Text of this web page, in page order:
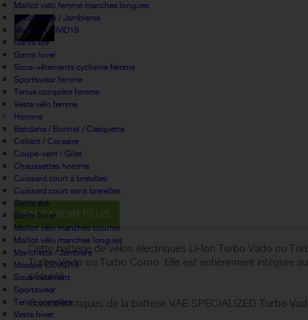
Maillot velo femme manches longues
Manchettes / Jambieres
Masque COVID19
Gants été
Gants hiver
Sous-vêtements cyclisme femme
Sportswear femme
Tenue complète femme
Veste vélo femme
Homme
Bandana / Bonnet / Casquette
Collant / Corsaire
Coupe-vent / Gilet
Chaussettes homme
Cuissard court à bretelles
Cuissard court sans bretelles
Gants été
Gants hiver
Maillot vélo manches courtes
Maillot vélo manches longues
Manchette / Jambiere
Masque COVID19
Sous-vetement
Sportswear
Tenue complète
Veste hiver
EN SAVOIR PLUS
Cette batterie de vélos électriques Li-Ion Turbo Vado ou
Turbo Vado ou Turbo Como. Elle est entièrement intégrée
sécurité.
Caractéristiques de la batterie VAE SPECIALIZED Turbo